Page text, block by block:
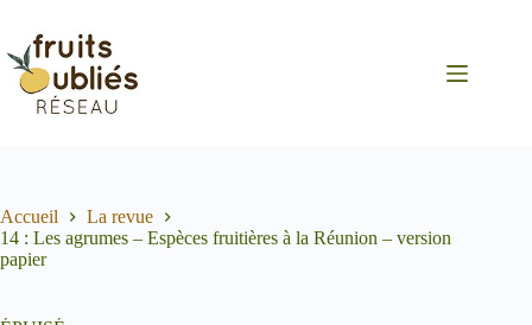
contenu
Accueil
La revue
14 : Les agrumes – Espèces fruitières à la Réunion – version
papier